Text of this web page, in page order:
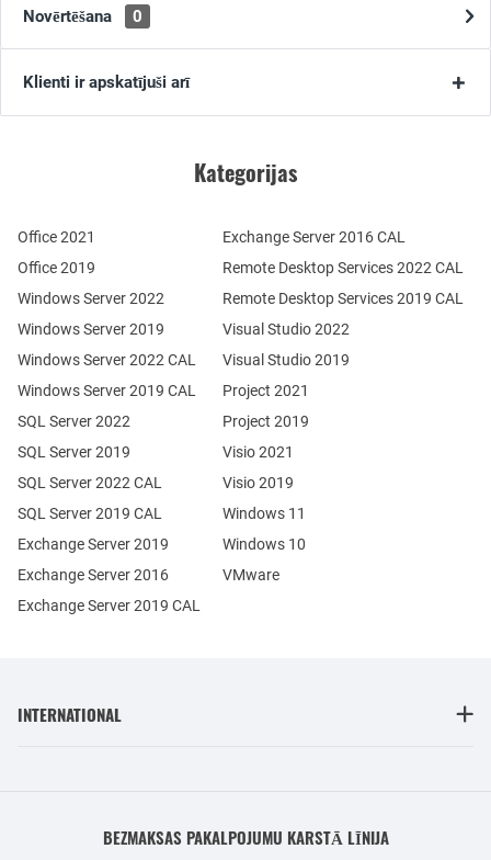
Novērtēšana 0
Klienti ir apskatījuši arī
Kategorijas
Office 2021
Office 2019
Windows Server 2022
Windows Server 2019
Exchange Server 2019
Exchange Server 2016
SQL Server 2022
SQL Server 2019
Windows Server 2022 CAL
Windows Server 2019 CAL
SQL Server 2022 CAL
SQL Server 2019 CAL
Remote Desktop Services 2022 CAL
Remote Desktop Services 2019 CAL
Exchange Server 2019 CAL
Exchange Server 2016 CAL
Visual Studio 2022
Visual Studio 2019
Project 2021
Project 2019
Visio 2021
Visio 2019
Windows 11
Windows 10
VMware
INTERNATIONAL
BEZMAKSAS PAKALPOJUMU KARSTĀ LĪNIJA